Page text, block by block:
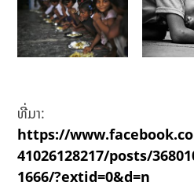
ທີ່ມາ:
https://
41026128217/posts/
1666/?extid=0&d=n